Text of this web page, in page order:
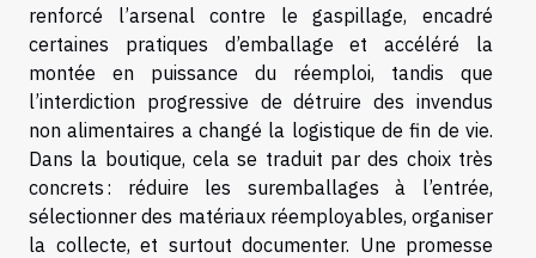
renforcé l’arsenal contre le gaspillage, encadré
certaines pratiques d’emballage et accéléré la
montée en puissance du réemploi, tandis que
l’interdiction progressive de détruire des invendus
non alimentaires a changé la logistique de fin de vie.
Dans la boutique, cela se traduit par des choix très
concrets : réduire les suremballages à l’entrée,
sélectionner des matériaux réemployables, organiser
la collecte, et surtout documenter. Une promesse